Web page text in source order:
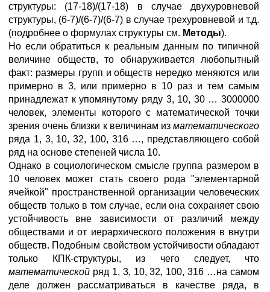
структуры: (17-18)/(17-18) в случае двухуровневой
структуры, (6-7)/(6-7)/(6-7) в случае трехуровневой и т.д.
(подробнее о формулах структуры см. Методы).
Но если обратиться к реальным данным по типичной
величине обществ, то обнаруживается любопытный
факт: размеры групп и обществ нередко меняются или
примерно в 3, или примерно в 10 раз и тем самым
принадлежат к упомянутому ряду 3, 10, 30 … 3000000
человек, элементы которого с математической точки
зрения очень близки к величинам из математического
ряда 1, 3, 10, 32, 100, 316 …, представляющего собой
ряд на основе степеней числа 10.
Однако в социологическом смысле группа размером в
10 человек может стать своего рода "элементарной
ячейкой" пространственной организации человеческих
обществ только в том случае, если она сохраняет свою
устойчивость вне зависимости от различий между
обществами и от иерархического положения в внутри
обществ. Подобным свойством устойчивости обладают
только КПК-структуры, из чего следует, что
математической ряд 1, 3, 10, 32, 100, 316 …на самом
деле должен рассматриваться в качестве ряда, в